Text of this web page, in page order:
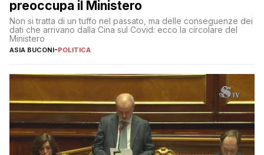
preoccupa il Ministero
Non si tratta di un tuffo nel passato, ma delle conseguenze dei
dati che arrivano dalla Cina sul Covid: ecco la circolare del
Ministero
ASIA BUCONI-POLITICA